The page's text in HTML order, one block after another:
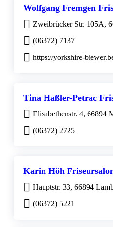
Wolfgang Fremgen
Zweibrücker Str. 105A,
(06372) 7137
https://yorkshire-
Tina Haßler-Petrac
Elisabethenstr. 4, 66894
(06372) 2725
Karin Höh
Hauptstr. 33, 66894
(06372) 5221